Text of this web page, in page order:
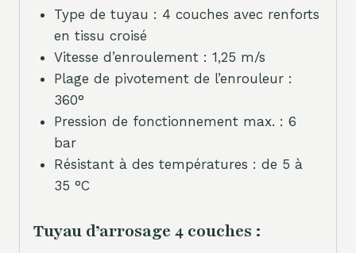
Type de tuyau : 4 couches avec renforts
en tissu croisé
Vitesse d’enroulement : 1,25 m/s
Plage de pivotement de l’enrouleur :
360°
Pression de fonctionnement max. : 6
bar
Résistant à des températures : de 5 à
35 °C
Tuyau d’arrosage 4 couches :